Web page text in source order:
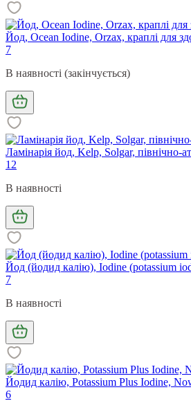
Йод, Ocean Iodine, Orzax, краплі для
7
В наявності (закінчується)
Ламінарія йод, Kelp, Solgar, північно-
12
В наявності
Йод (йодид калію), Iodine (potassium
7
В наявності
Йодид калію, Potassium Plus Iodine,
6